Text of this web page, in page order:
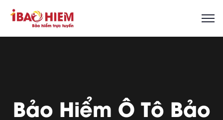
Bảo Hiểm Ô Tô Bảo